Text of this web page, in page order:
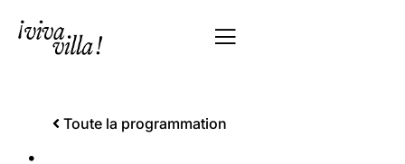
Toute la programmation
•